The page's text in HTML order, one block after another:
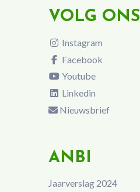
VOLG ONS
Instagram
Facebook
Youtube
Linkedin
Nieuwsbrief
ANBI
Jaarverslag 2024